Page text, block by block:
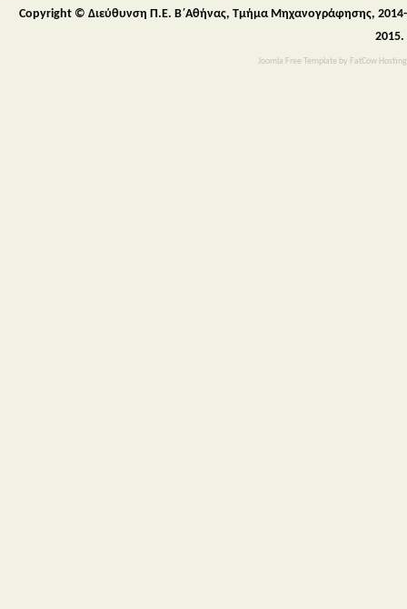
Joomla Free Template by FatCow Hosting
Copyright © Διεύθυνση Π.Ε. Β΄Αθήνας, Τμήμα Μηχανογράφησης, 2014-
2015.